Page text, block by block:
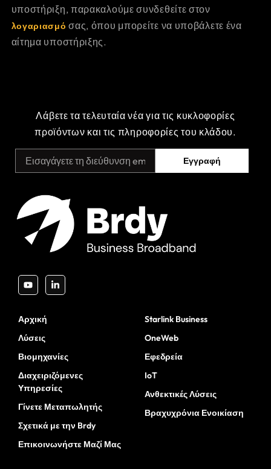
υποστήριξη, παρακαλούμε συνδεθείτε στον
λογαριασμό σας, όπου μπορείτε να υποβάλετε ένα
αίτημα υποστήριξης.
Λάβετε τα τελευταία νέα για τις κυκλοφορίες
προϊόντων και τις πληροφορίες του κλάδου.
Εγγραφή
Αρχική
Λύσεις
Βιομηχανίες
Διαχειριζόμενες
Υπηρεσίες
Γίνετε Μεταπωλητής
Σχετικά με την Brdy
Επικοινωνήστε Μαζί Μας
Starlink Business
OneWeb
Εφεδρεία
IoT
Ανθεκτικές Λύσεις
Βραχυχρόνια Ενοικίαση